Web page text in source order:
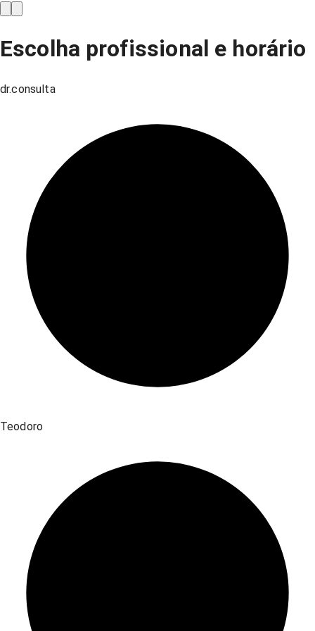
Escolha profissional e horário
dr.consulta
Teodoro